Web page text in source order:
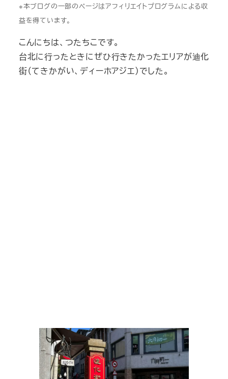
※本ブログの一部のページはアフィリエイトプログラムによる収
益を得ています。
こんにちは、つたちこです。
台北に行ったときにぜひ行きたかったエリアが迪化
街（てきかがい、ディーホアジエ）でした。